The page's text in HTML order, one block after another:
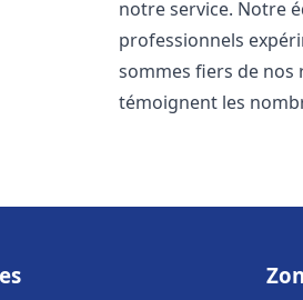
notre service. Notre
professionnels
sommes fiers de nos
témoignent les